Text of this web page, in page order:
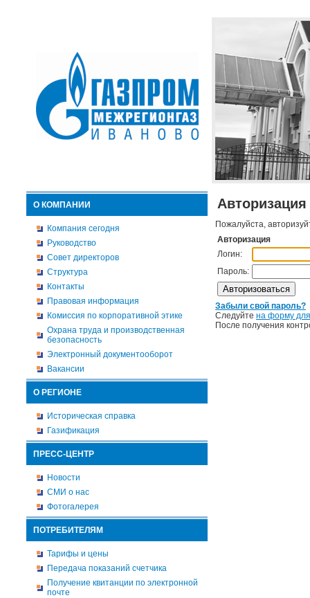
О КОМПАНИИ
Компания сегодня
Руководство
Совет директоров
Структура
Контакты
Правовая информация
Комиссия по корпоративной этике
Охрана труда и производственная
безопасность
Электронный документооборот
Вакансии
О РЕГИОНЕ
Историческая справка
Газификация
ПРЕСС-ЦЕНТР
Новости
СМИ о нас
Фотогалерея
ПОТРЕБИТЕЛЯМ
Тарифы и цены
Передача показаний счетчика
Получение квитанции по электронной
почте
Авторизация
Пожалуйста,
Авторизация
Логин:
Пароль:
Забыли свой пароль?
Следуйте на форму
После получения